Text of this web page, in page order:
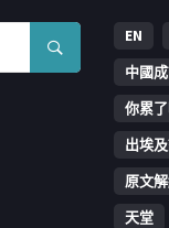
EN
中國
你累
出埃
原文
天堂